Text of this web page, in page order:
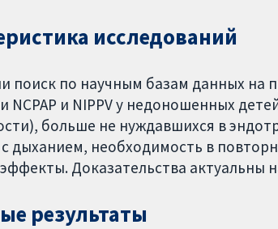
исследований
поиск по научным базам данных на
NCPAP и NIPPV у недоношенных
больше не нуждавшихся в
дыханием, необходимость в
Доказательства актуальны
результаты